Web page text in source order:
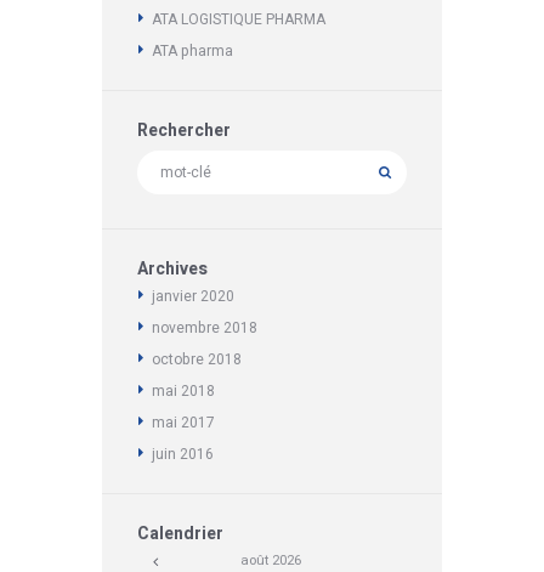
ATA LOGISTIQUE PHARMA
ATA pharma
Rechercher
Archives
janvier 2020
novembre 2018
octobre 2018
mai 2018
mai 2017
juin 2016
Calendrier
août 2026